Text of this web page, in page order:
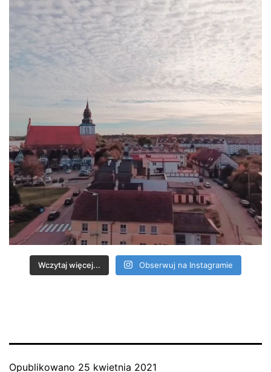
Wczytaj więcej... Obserwuj na Instagramie
Opublikowano 25 kwietnia 2021